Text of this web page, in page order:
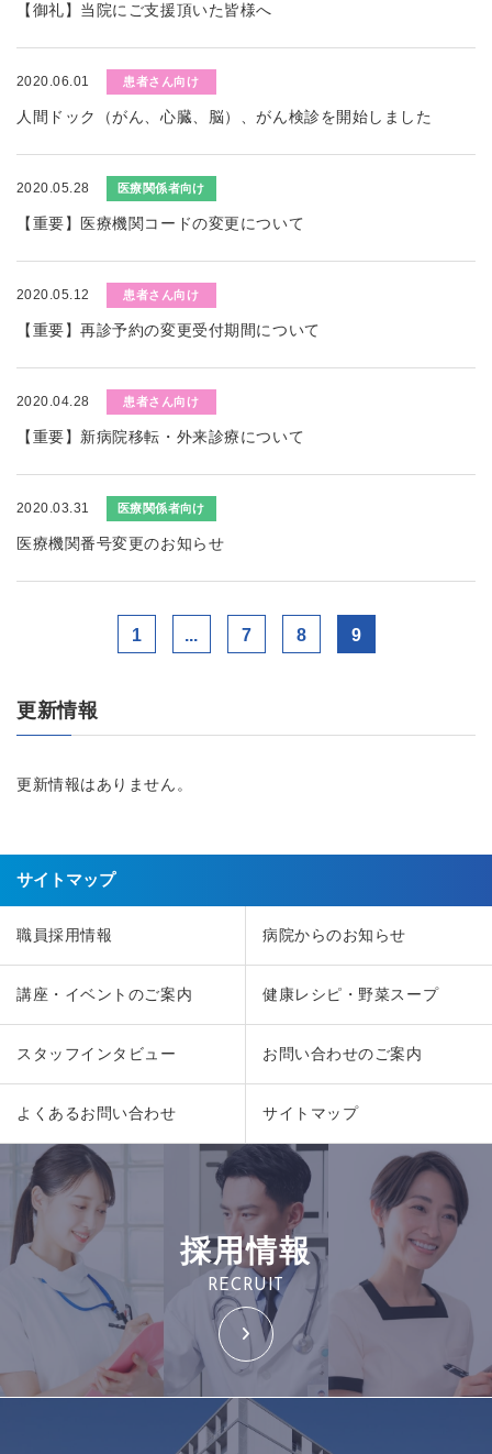
【御礼】当院にご支援頂いた皆様へ
2020.06.01 患者さん向け
人間ドック（がん、心臓、脳）、がん検診を開始しました
2020.05.28 医療関係者向け
【重要】医療機関コードの変更について
2020.05.12 患者さん向け
【重要】再診予約の変更受付期間について
2020.04.28 患者さん向け
【重要】新病院移転・外来診療について
2020.03.31 医療関係者向け
医療機関番号変更のお知らせ
1 ... 7 8 9
更新情報
更新情報はありません。
サイトマップ
職員採用情報 病院からのお知らせ
講座・イベントのご案内 健康レシピ・野菜スープ
スタッフインタビュー お問い合わせのご案内
よくあるお問い合わせ サイトマップ
採用情報
RECRUIT